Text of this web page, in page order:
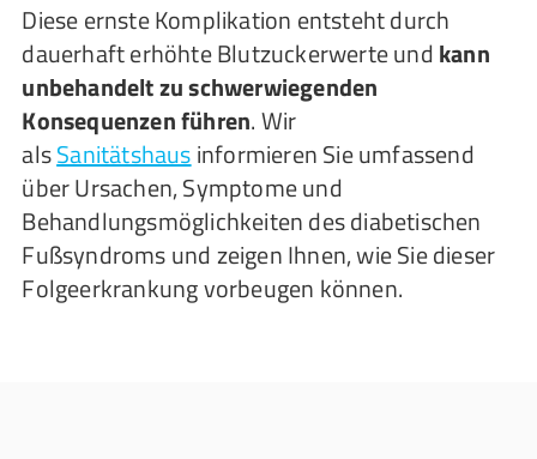
Diese ernste Komplikation entsteht durch
dauerhaft erhöhte Blutzuckerwerte undkann
unbehandelt zu schwerwiegenden
Konsequenzen führen. Wir
alsSanitätshausinformieren Sie umfassend
über Ursachen, Symptome und
Behandlungsmöglichkeiten des diabetischen
Fußsyndroms und zeigen Ihnen, wie Sie dieser
Folgeerkrankung vorbeugen können.